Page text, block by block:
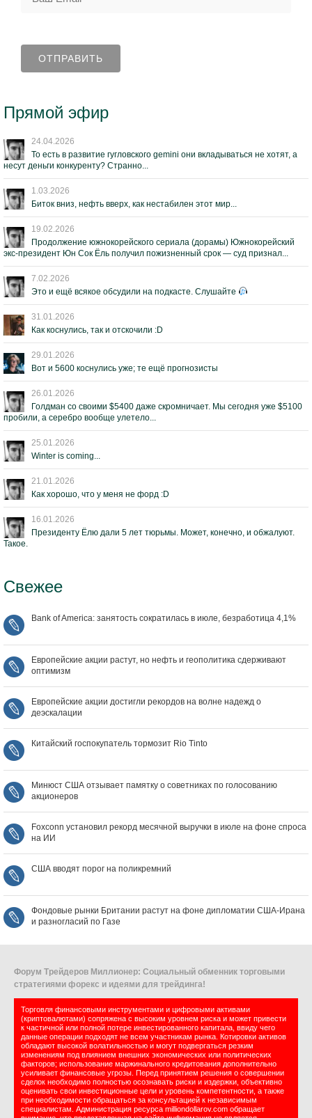
Прямой эфир
24.04.2026
То есть в развитие гугловского gemini они вкладываться не хотят, а
несут деньги конкуренту? Странно...
1.03.2026
Биток вниз, нефть вверх, как нестабилен этот мир...
19.02.2026
Продолжение южнокорейского сериала (дорамы) Южнокорейский
экс-президент Юн Сок Ёль получил пожизненный срок — суд признал...
7.02.2026
Это и ещё всякое обсудили на подкасте. Слушайте
31.01.2026
Как коснулись, так и отскочили :D
29.01.2026
Вот и 5600 коснулись уже; те ещё прогнозисты
26.01.2026
Голдман со своими $5400 даже скромничает. Мы сегодня уже $5100
пробили, а серебро вообще улетело...
25.01.2026
Winter is coming...
21.01.2026
Как хорошо, что у меня не форд :D
16.01.2026
Президенту Ёлю дали 5 лет тюрьмы. Может, конечно, и обжалуют.
Такое.
Свежее
Bank of America: занятость сократилась в июле, безработица 4,1%
Европейские акции растут, но нефть и геополитика сдерживают
оптимизм
Европейские акции достигли рекордов на волне надежд о
деэскалации
Китайский госпокупатель тормозит Rio Tinto
Минюст США отзывает памятку о советниках по голосованию
акционеров
Foxconn установил рекорд месячной выручки в июле на фоне спроса
на ИИ
США вводят порог на поликремний
Фондовые рынки Британии растут на фоне дипломатии США‑Ирана
и разногласий по Газе
Форум Трейдеров Миллионер: Социальный обменник торговыми
стратегиями форекс и идеями для трейдинга!
Торговля финансовыми инструментами и цифровыми активами
(криптовалютами) сопряжена с высоким уровнем риска и может привести
к частичной или полной потере инвестированного капитала, ввиду чего
данные операции подходят не всем участникам рынка. Котировки активов
обладают высокой волатильностью и могут подвергаться резким
изменениям под влиянием внешних экономических или политических
факторов; использование маржинального кредитования дополнительно
усиливает финансовые угрозы. Перед принятием решения о совершении
сделок необходимо полностью осознавать риски и издержки, объективно
оценивать свои инвестиционные цели и уровень компетентности, а также
при необходимости обращаться за консультацией к независимым
специалистам. Администрация ресурса milliondollarov.com обращает